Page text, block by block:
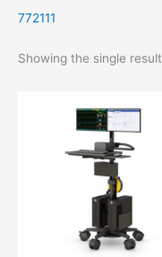
772111
Showing the single result